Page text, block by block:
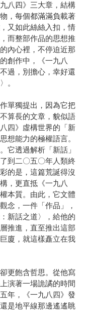
八四》三大章，結構
，每個都滿滿負載著
又如此絲絲入扣，情
而整部作品的思想推
內心裡，不停迫近那
創作中，《一九八
過，別擔心，幸好還
。
單獨提出，因為它把
算長的文章，貌似語
四》虛構世界的「新
能力的極權語言。
它透過解析「新話」
到二〇五〇年人類終
的是，這篇荒誕得沒
，更直抵《一九八
本質。由此，它文體
念，一件「作品」，
新話之道〉，給他的
推進，直至推出這部
廈，就這樣矗立在我
更飽含哲思。從他寫
演著一場詭譎的時間
年，《一九八四》發
是地平線那邊遙遙眺